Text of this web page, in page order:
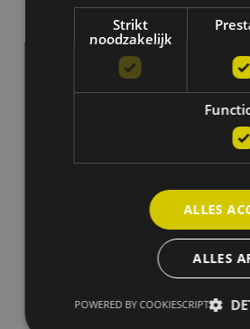
Strikt
noodzakelijk
ALLES
ALLES
POWERED BY COOKIESCRIPT